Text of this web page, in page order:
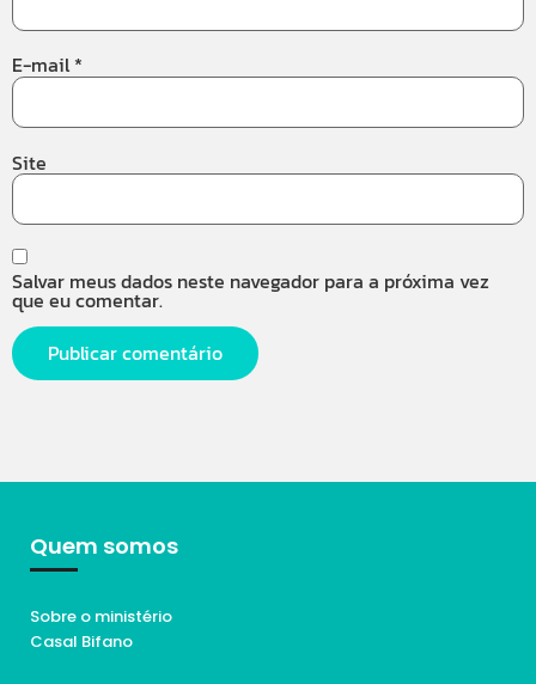
E-mail *
Site
Salvar meus dados neste navegador para a próxima vez
que eu comentar.
Quem somos
Sobre o ministério
Casal Bifano